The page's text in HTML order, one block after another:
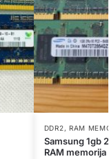
DDR2, RAM
Samsung 1gb
RAM